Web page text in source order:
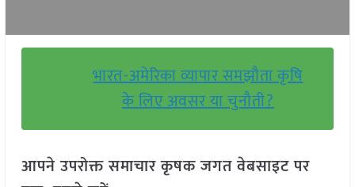
भारत-अमेरिका व्यापार समझौता कृषि
के लिए अवसर या चुनौती?
आपने उपरोक्त समाचार कृषक जगत वेबसाइट पर